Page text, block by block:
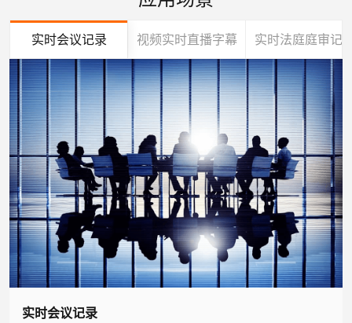
实时会议记录 视频实时直播字幕 实时法庭庭审记
实时会议记录